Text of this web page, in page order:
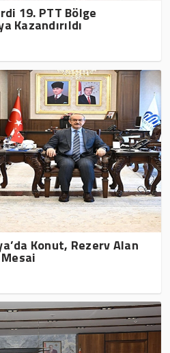
19. PTT Bölge
Kazandırıldı
Konut, Rezerv Alan